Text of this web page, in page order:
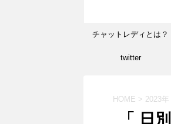
チャットレディとは？
twitter
HOME > 2023年
「 日